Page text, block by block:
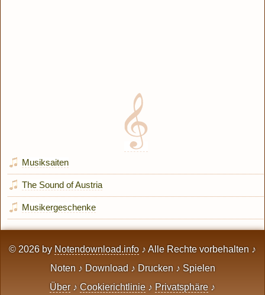
Musiksaiten
The Sound of Austria
Musikergeschenke
© 2026 by Notendownload.info ♪ Alle Rechte vorbehalten ♪
Noten ♪ Download ♪ Drucken ♪ Spielen
Über ♪ Cookierichtlinie ♪ Privatsphäre ♪